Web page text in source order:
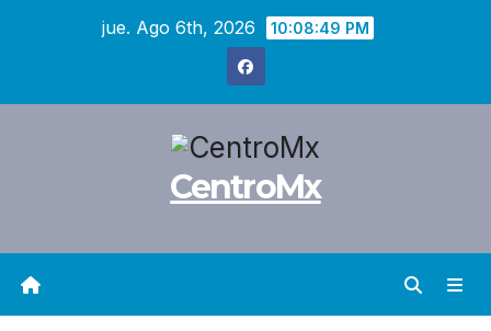
jue. Ago 6th, 2026 10:08:50 PM
CentroMx